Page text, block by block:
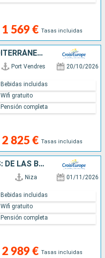
1 569 € Tasas incluidas
ARTES Y ESPLENDORES MEDITERRÁNEOS: CÓRCEGA, CERDEÑA Y LOS PERFUMES DE ITALIA -ESCALAS EXCEPCIONALES DE NAPOLEÓN A LOS MÉDICI: ROMA, PISA, NÁPOLES, CASTELSARDO Y AJACCIO (PUERTO-PUERTO)
Port Vendres 20/10/2026
2 825 € Tasas incluidas
Bebidas incluidas
Wifi gratuito
Pensión completa
HERENCIAS MEDITERRÁNEAS: DE LAS BALEARES A ANDALUCÍA - ENTRE ISLAS ENCANTADORAS Y JOYAS MORISCAS (PUERTO-PUERTO)
Niza 01/11/2026
2 989 € Tasas incluidas
Bebidas incluidas
Wifi gratuito
Pensión completa